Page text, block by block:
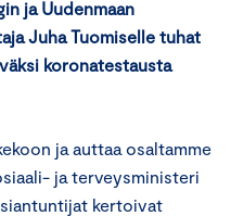
ja Uudenmaan
Juha Tuomiselle tuhat
koronatestausta
ja auttaa osaltamme
ja terveysministeri
kertoivat